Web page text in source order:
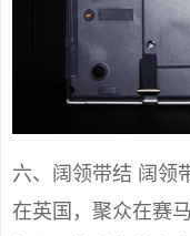
六、阔领带结 阔领
在英国，聚众在赛